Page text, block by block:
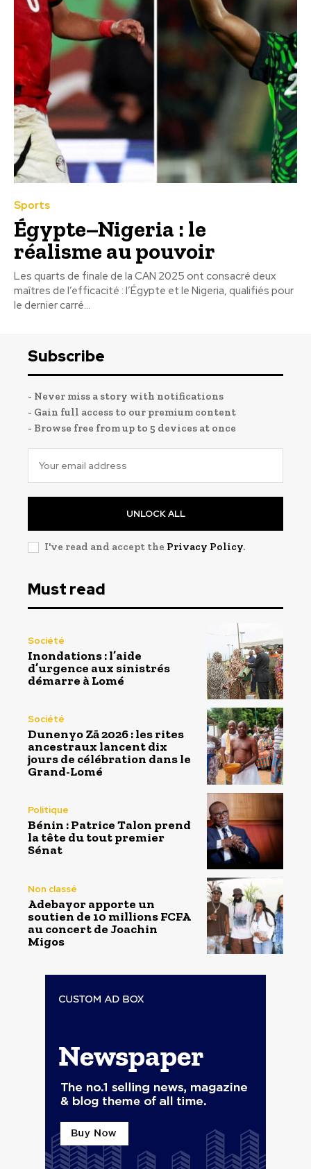
Sports
Égypte–Nigeria : le
réalisme au pouvoir
Les quarts de finale de la CAN 2025 ont consacré deux
maîtres de l’efficacité : l’Égypte et le Nigeria, qualifiés pour
le dernier carré...
Subscribe
- Never miss a story with notifications
- Gain full access to our premium content
- Browse free from up to 5 devices at once
UNLOCK ALL
I've read and accept the Privacy Policy.
Must read
Société
Inondations : l’aide
d’urgence aux sinistrés
démarre à Lomé
Société
Dunenyo Zā 2026 : les rites
ancestraux lancent dix
jours de célébration dans le
Grand-Lomé
Politique
Bénin : Patrice Talon prend
la tête du tout premier
Sénat
Non classé
Adebayor apporte un
soutien de 10 millions FCFA
au concert de Joachin
Migos